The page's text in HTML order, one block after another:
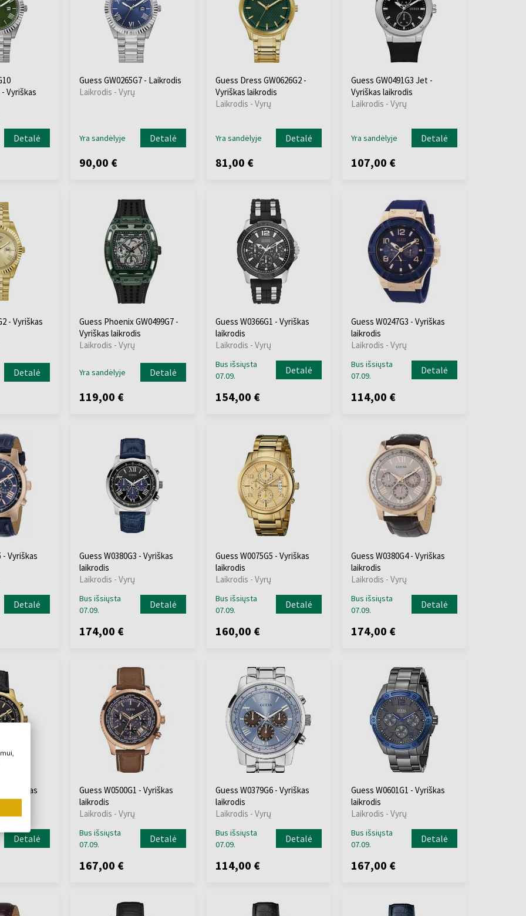
Vyriškas
Detalė
Guess GW0265G7 - Laikrodis
Laikrodis - Vyrų
Yra sandėlyje Detalė
90,00 €
Guess Dress GW0626G2 -
Vyriškas laikrodis
Laikrodis - Vyrų
Yra sandėlyje Detalė
81,00 €
Guess GW0491G3 Jet -
Vyriškas laikrodis
Laikrodis - Vyrų
Yra sandėlyje Detalė
107,00 €
- Vyriškas
Detalė
Guess Phoenix GW0499G7 -
Vyriškas laikrodis
Laikrodis - Vyrų
Yra sandėlyje Detalė
119,00 €
Guess W0366G1 - Vyriškas
laikrodis
Laikrodis - Vyrų
Bus išsiųsta
07.09.
Detalė
154,00 €
Guess W0247G3 - Vyriškas
laikrodis
Laikrodis - Vyrų
Bus išsiųsta
07.09.
Detalė
114,00 €
- Vyriškas
Detalė
Guess W0380G3 - Vyriškas
laikrodis
Laikrodis - Vyrų
Bus išsiųsta
07.09.
Detalė
174,00 €
Guess W0075G5 - Vyriškas
laikrodis
Laikrodis - Vyrų
Bus išsiųsta
07.09.
Detalė
160,00 €
Guess W0380G4 - Vyriškas
laikrodis
Laikrodis - Vyrų
Bus išsiųsta
07.09.
Detalė
174,00 €
- Vyriškas
Detalė
Guess W0500G1 - Vyriškas
laikrodis
Laikrodis - Vyrų
Bus išsiųsta
07.09.
Detalė
167,00 €
Guess W0379G6 - Vyriškas
laikrodis
Laikrodis - Vyrų
Bus išsiųsta
07.09.
Detalė
114,00 €
Guess W0601G1 - Vyriškas
laikrodis
Laikrodis - Vyrų
Bus išsiųsta
07.09.
Detalė
167,00 €